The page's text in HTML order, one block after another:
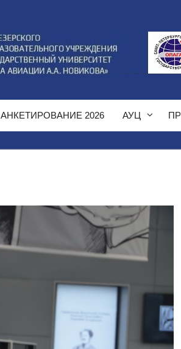
АНКЕТИРОВАНИЕ 2026 АУЦ